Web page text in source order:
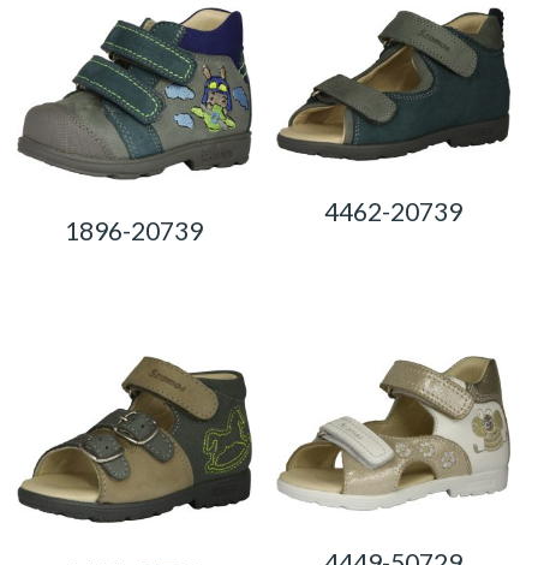
1896-20739
4462-20739